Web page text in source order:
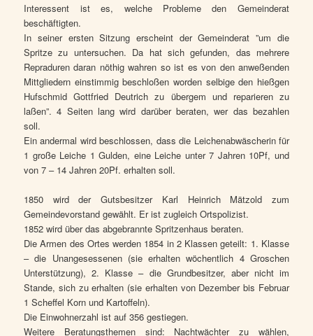
Interessent ist es, welche Probleme den Gemeinderat
beschäftigten.
In seiner ersten Sitzung erscheint der Gemeinderat ”um die
Spritze zu untersuchen. Da hat sich gefunden, das mehrere
Repraduren daran nöthig wahren so ist es von den anweßenden
Mittgliedern einstimmig beschloßen worden selbige den hießgen
Hufschmid Gottfried Deutrich zu übergem und reparieren zu
laßen”. 4 Seiten lang wird darüber beraten, wer das bezahlen
soll.
Ein andermal wird beschlossen, dass die Leichenabwäscherin für
1 große Leiche 1 Gulden, eine Leiche unter 7 Jahren 10Pf, und
von 7 – 14 Jahren 20Pf. erhalten soll.
1850 wird der Gutsbesitzer Karl Heinrich Mätzold zum
Gemeindevorstand gewählt. Er ist zugleich Ortspolizist.
1852 wird über das abgebrannte Spritzenhaus beraten.
Die Armen des Ortes werden 1854 in 2 Klassen geteilt: 1. Klasse
– die Unangesessenen (sie erhalten wöchentlich 4 Groschen
Unterstützung), 2. Klasse – die Grundbesitzer, aber nicht im
Stande, sich zu erhalten (sie erhalten von Dezember bis Februar
1 Scheffel Korn und Kartoffeln).
Die Einwohnerzahl ist auf 356 gestiegen.
Weitere Beratungsthemen sind: Nachtwächter zu wählen,